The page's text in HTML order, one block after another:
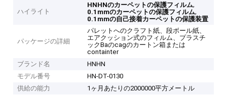
ハイライト
HNHNのカーペットの保護フィルム,
0.1mmのカーペットの保護フィルム,
0.1mmの自己接着カーペットの保護装置
パッケージの詳細
パレットへのクラフト紙、段ボール紙、
エアクッション式のフィルム、プラスチ
ックBaのcagのカートン箱または
containter
ブランド名
HNHN
モデル番号
HN-DT-0130
供給の能力
1ヶ月あたりの2000000平方メートル